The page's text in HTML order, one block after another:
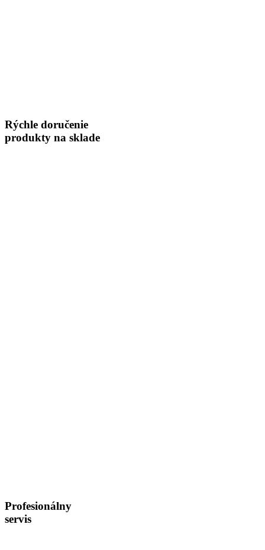
Rýchle doručenie
produkty na sklade
Profesionálny
servis